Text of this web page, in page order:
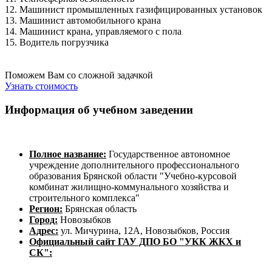
12. Машинист промышленных газифицированных установок
13. Машинист автомобильного крана
14. Машинист крана, управляемого с пола
15. Водитель погрузчика
Поможем Вам со сложной задачкой
Узнать стоимость
Информация об учебном заведении
Полное название: Государственное автономное
учреждение дополнительного профессионального
образования Брянской области "Учебно-курсовой
комбинат жилищно-коммунального хозяйства и
строительного комплекса"
Регион: Брянская область
Город: Новозыбков
Адрес: ул. Мичурина, 12А, Новозыбков, Россия
Официальный сайт ГАУ ДПО БО "УКК ЖКХ и
СК":